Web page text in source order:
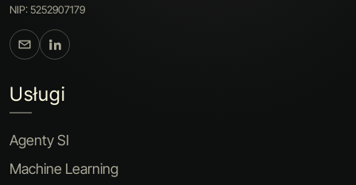
NIP: 5252907179
Usługi
Agenty SI
Machine Learning